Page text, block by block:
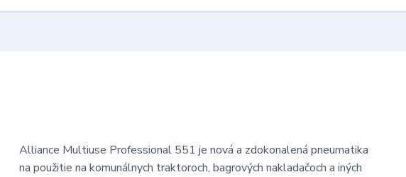
Alliance Multiuse Professional 551 je nová a zdokonalená pneumatika
na použitie na komunálnych traktoroch, bagrových nakladačoch a iných